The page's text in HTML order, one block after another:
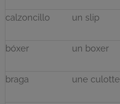
calzoncillo un slip
bóxer un boxer
braga une culotte